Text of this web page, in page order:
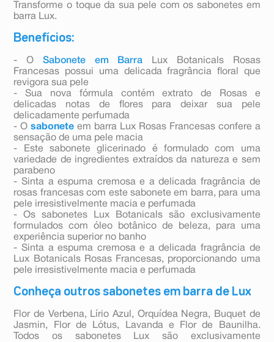
Transforme o toque da sua pele com os sabonetes em
barra Lux.
Benefícios:
- O Sabonete em Barra Lux Botanicals Rosas
Francesas possui uma delicada fragrância floral que
revigora sua pele
- Sua nova fórmula contém extrato de Rosas e
delicadas notas de flores para deixar sua pele
delicadamente perfumada
- Osabonete em barra Lux Rosas Francesas confere a
sensação de uma pele macia
- Este sabonete glicerinado é formulado com uma
variedade de ingredientes extraídos da natureza e sem
parabeno
- Sinta a espuma cremosa e a delicada fragrância de
rosas francesas com este sabonete em barra, para uma
pele irresistivelmente macia e perfumada
- Os sabonetes Lux Botanicals são exclusivamente
formulados com óleo botânico de beleza, para uma
experiência superior no banho
- Sinta a espuma cremosa e a delicada fragrância de
Lux Botanicals Rosas Francesas, proporcionando uma
pele irresistivelmente macia e perfumada
Conheça outros sabonetes em barra de Lux
Flor de Verbena, Lírio Azul, Orquídea Negra, Buquet de
Jasmin, Flor de Lótus, Lavanda e Flor de Baunilha.
Todos os sabonetes Lux são exclusivamente